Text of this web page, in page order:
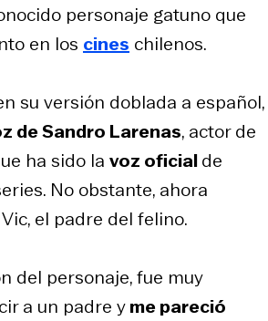
personaje gatuno que
en los cines chilenos.
su versión doblada a español,
de Sandro Larenas, actor de
ha sido la voz oficialde
No obstante, ahora
el padre del felino.
del personaje, fue muy
a un padre yme pareció